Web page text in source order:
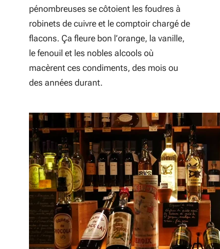
pénombreuses se côtoient les foudres à
robinets de cuivre et le comptoir chargé de
flacons. Ça fleure bon l’orange, la vanille,
le fenouil et les nobles alcools où
macèrent ces condiments, des mois ou
des années durant.